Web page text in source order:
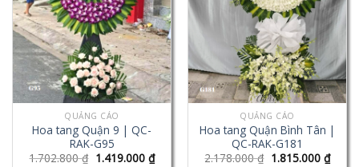
QUẢNG CÁO
Hoa tang Quận 9 | QC-
RAK-G95
1.702.800₫ 1.419.000 ₫
QUẢNG CÁO
Hoa tang Quận Bình Tân |
QC-RAK-G181
2.178.000₫ 1.815.000 ₫